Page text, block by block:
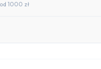
1000 zł